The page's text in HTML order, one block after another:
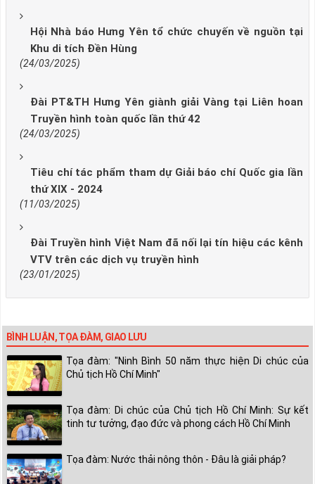
Hội Nhà báo Hưng Yên tổ chức chuyến về nguồn tại
Khu di tích Đền Hùng
(24/03/2025)
Đài PT&TH Hưng Yên giành giải Vàng tại Liên hoan
Truyền hình toàn quốc lần thứ 42
(24/03/2025)
Tiêu chí tác phẩm tham dự Giải báo chí Quốc gia lần
thứ XIX - 2024
(11/03/2025)
Đài Truyền hình Việt Nam đã nối lại tín hiệu các kênh
VTV trên các dịch vụ truyền hình
(23/01/2025)
BÌNH LUẬN, TỌA ĐÀM, GIAO LƯU
Tọa đàm: "Ninh Bình 50 năm thực hiện Di chúc của
Chủ tịch Hồ Chí Minh"
Tọa đàm: Di chúc của Chủ tịch Hồ Chí Minh: Sự kết
tinh tư tưởng, đạo đức và phong cách Hồ Chí Minh
Tọa đàm: Nước thải nông thôn - Đâu là giải pháp?